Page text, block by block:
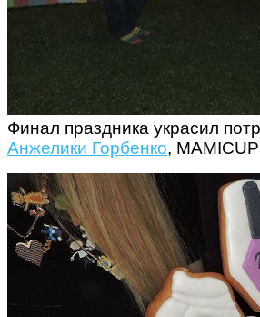
Финал праздника украсил
Анжелики Горбенко,